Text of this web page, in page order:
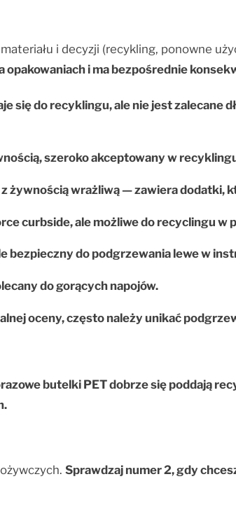
i decyzji (recykling, ponowne
i ma bezpośrednie
się do recyklingu, ale nie jest zalecane
szeroko akceptowany w
żywnością wrażliwą — zawiera dodatki,
curbside, ale możliwe do recyclingu w
bezpieczny do podgrzewania lewe w
do gorących napojów.
oceny, często należy unikać
butelki PET dobrze się poddają
Sprawdzaj numer 2, gdy